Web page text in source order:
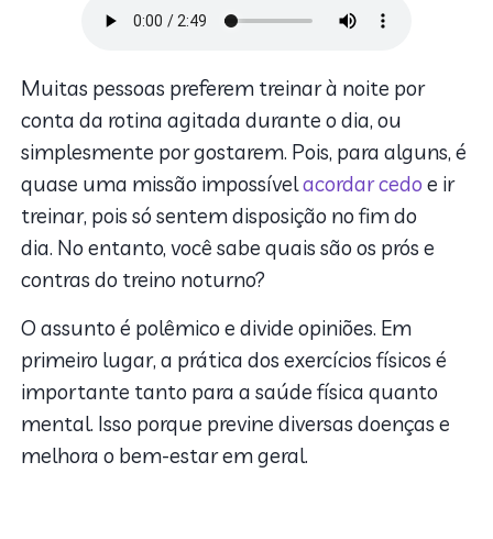
Muitas pessoas preferem treinar à noite por
conta da rotina agitada durante o dia, ou
simplesmente por gostarem. Pois, para alguns, é
quase uma missão impossívelacordar cedo e ir
treinar, pois só sentem disposição no fim do
dia. No entanto, você sabe quais são os prós e
contras do treino noturno?
O assunto é polêmico e divide opiniões. Em
primeiro lugar, a prática dos exercícios físicos é
importante tanto para a saúde física quanto
mental. Isso porque previne diversas doenças e
melhora o bem-estar em geral.